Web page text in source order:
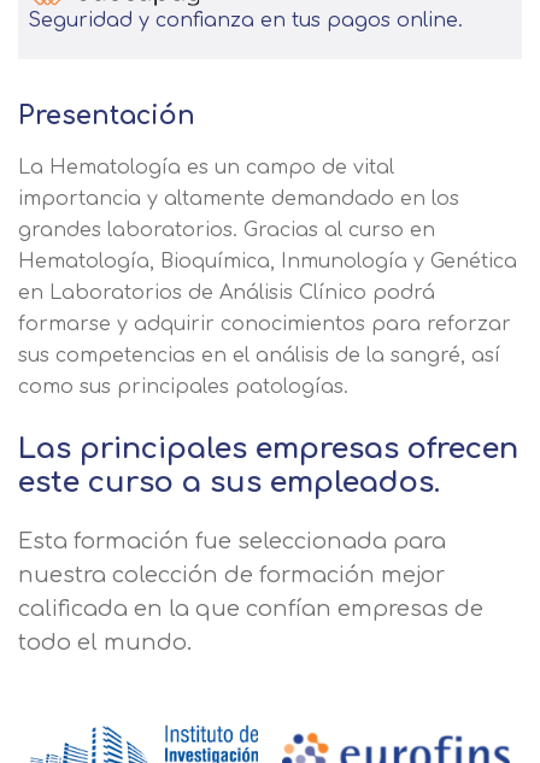
Seguridad y confianza en tus pagos online.
Presentación
La Hematología es un campo de vital
importancia y altamente demandado en los
grandes laboratorios. Gracias al curso en
Hematología, Bioquímica, Inmunología y Genética
en Laboratorios de Análisis Clínico podrá
formarse y adquirir conocimientos para reforzar
sus competencias en el análisis de la sangré, así
como sus principales patologías.
Las principales empresas ofrecen
este curso a sus empleados.
Esta formación fue seleccionada para
nuestra colección de formación mejor
calificada en la que confían empresas de
todo el mundo.